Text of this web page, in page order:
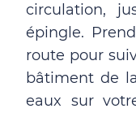
circulation,
épingle.
route pour
bâtiment de
eaux sur